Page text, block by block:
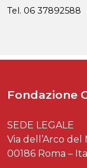
Tel. 06 37892588
Fondazione
SEDE LEGALE
Via dell’Arco del
00186 Roma –